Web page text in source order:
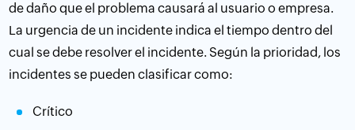
de daño que el problema causará al usuario o empresa.
La urgencia de un incidente indica el tiempo dentro del
cual se debe resolver el incidente. Según la prioridad, los
incidentes se pueden clasificar como:
Crítico